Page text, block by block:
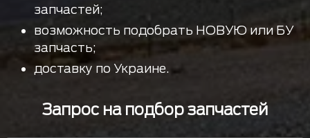
запчастей;
возможность подобрать НОВУЮ или БУ
запчасть;
доставку по Украине.
Запрос на подбор запчастей